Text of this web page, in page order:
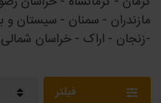
مازندران - سمنان - سیستان و
-زنجان - اراک - خراسان
فیلتر